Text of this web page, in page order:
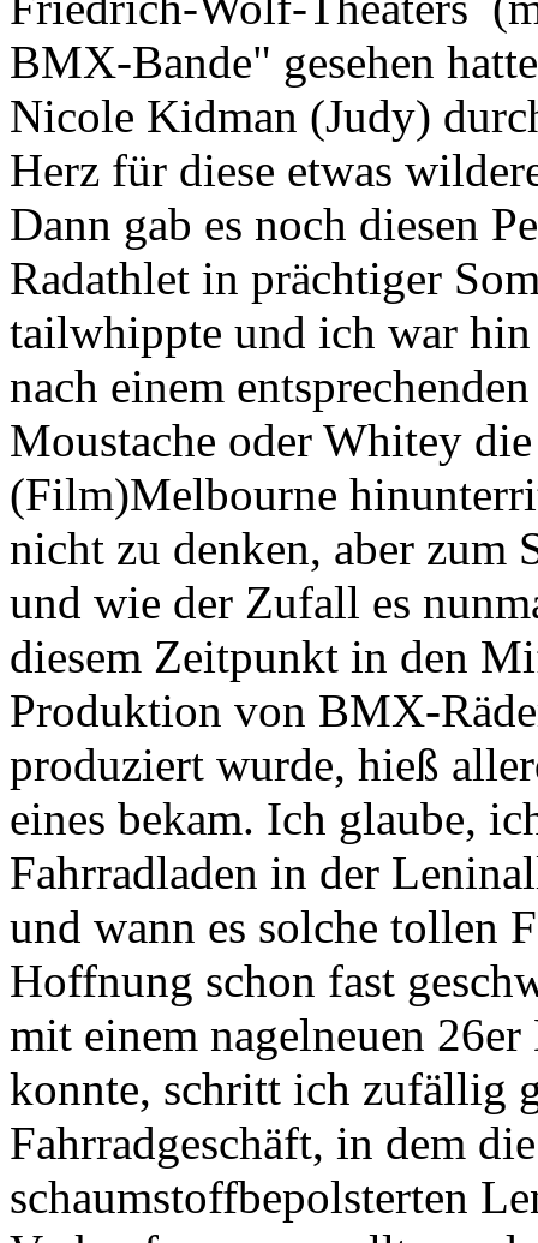
BMX-Bande" gesehen
Nicole Kidman (Judy)
Herz für diese etwas
Dann gab es noch diesen
Radathlet in prächtiger
tailwhippte und ich war
nach einem
Moustache oder Whitey
(Film)Melbourne
nicht zu denken, aber zum
und wie der Zufall es
diesem Zeitpunkt in den
Produktion von BMX-
produziert wurde, hieß
eines bekam. Ich glaube,
Fahrradladen in der
und wann es solche tollen
Hoffnung schon fast
mit einem nagelneuen
konnte, schritt ich zufällig
Fahrradgeschäft, in dem
schaumstoffbepolsterten